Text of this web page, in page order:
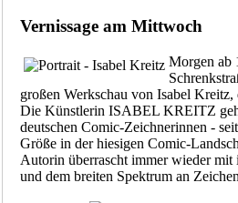
Vernissage am Mittwoch
Morgen ab
großen Werkschau von Isabel
Die Künstlerin ISABEL KREITZ
deutschen Comic-Zeichnerinnen -
Größe in der hiesigen Comic-
Autorin überrascht immer wieder mit
und dem breiten Spektrum an